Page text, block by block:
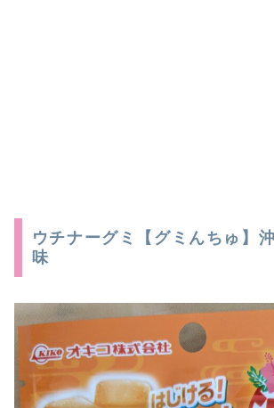
ウチナーグミ【グミんちゅ】
味